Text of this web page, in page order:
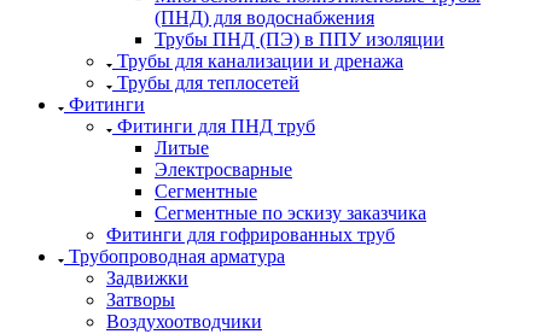
(ПНД) для водоснабжения
Трубы ПНД (ПЭ) в ППУ изоляции
Трубы для канализации и дренажа
Трубы для теплосетей
Фитинги
Фитинги для ПНД труб
Литые
Электросварные
Сегментные
Сегментные по эскизу заказчика
Фитинги для гофрированных труб
Трубопроводная арматура
Задвижки
Затворы
Воздухоотводчики